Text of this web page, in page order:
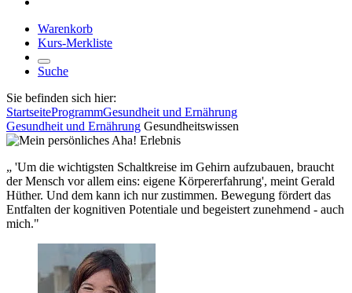
Warenkorb
Kurs-Merkliste
Suche
Sie befinden sich hier:
StartseiteProgrammGesundheit und Ernährung
Gesundheit und Ernährung Gesundheitswissen
„ 'Um die wichtigsten Schaltkreise im Gehirn aufzubauen, braucht
der Mensch vor allem eins: eigene Körpererfahrung', meint Gerald
Hüther. Und dem kann ich nur zustimmen. Bewegung fördert das
Entfalten der kognitiven Potentiale und begeistert zunehmend - auch
mich."